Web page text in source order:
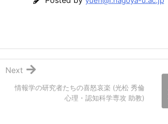
情報学の研究者たちの喜怒哀楽 (光松 秀倫
心理・認知科学専攻 助教)
Next